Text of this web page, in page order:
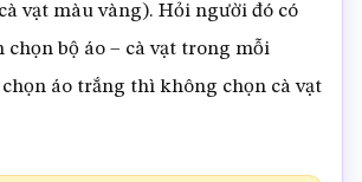
vạt màu vàng). Hỏi người đó có
chọn bộ áo – cà vạt trong mỗi
áo trắng thì không chọn cà vạt